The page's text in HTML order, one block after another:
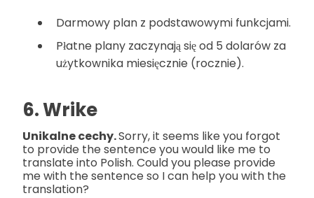
Darmowy plan z podstawowymi funkcjami.
Płatne plany zaczynają się od 5 dolarów za
użytkownika miesięcznie (rocznie).
6. Wrike
Unikalne cechy.Sorry, it seems like you forgot
to provide the sentence you would like me to
translate into Polish. Could you please provide
me with the sentence so I can help you with the
translation?